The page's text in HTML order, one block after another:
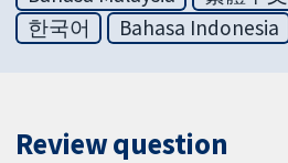
한국어
Bahasa Indonesia
Review question